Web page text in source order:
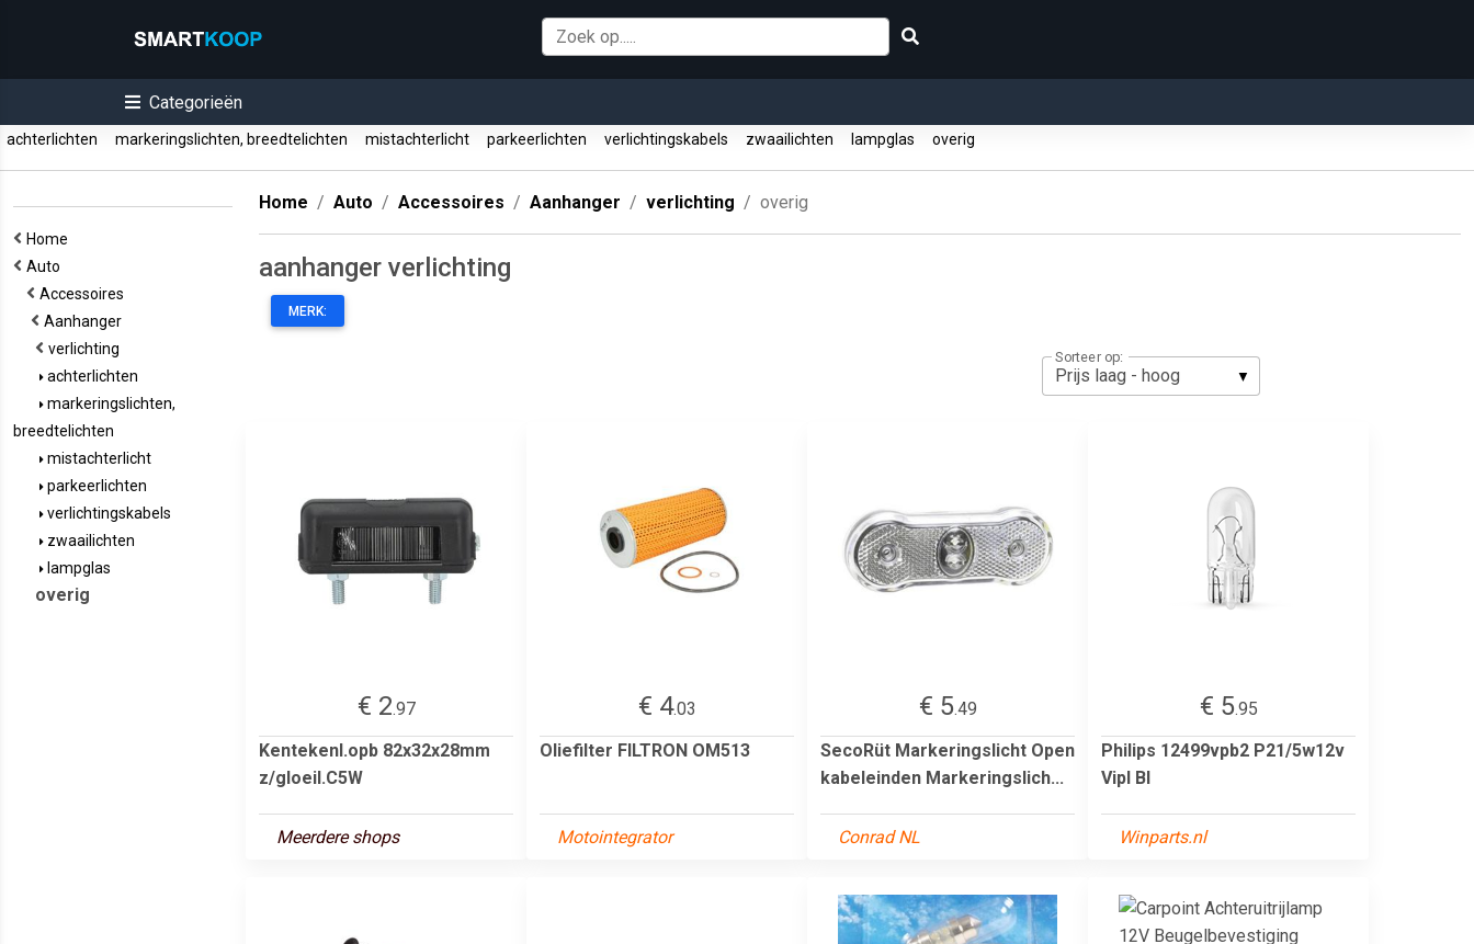
Categorieën
achterlichten markeringslichten, breedtelichten mistachterlicht parkeerlichten verlichtingskabels zwaailichten lampglas overig
Home
Auto
Accessoires
Aanhanger
verlichting
achterlichten
markeringslichten,
breedtelichten
mistachterlicht
parkeerlichten
verlichtingskabels
zwaailichten
lampglas
overig
Home Auto Accessoires Aanhanger verlichting overig
aanhanger verlichting
MERK:
Sorteer op:
€ 2.97
Kentekenl.opb 82x32x28mm
z/gloeil.C5W
Meerdere shops
€ 4.03
Oliefilter FILTRON OM513
Motointegrator
€ 5.49
SecoRüt Markeringslicht Open
kabeleinden Markeringslich...
Conrad NL
€ 5.95
Philips 12499vpb2 P21/5w12v
Vipl Bl
Winparts.nl